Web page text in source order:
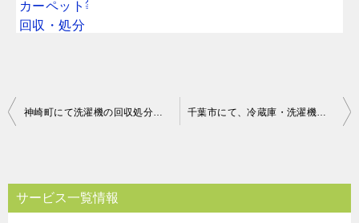
投
ビ
ゲ
神崎町にて洗濯機の回収処分のご依頼 お客様の声 千葉市にて、冷蔵庫・洗濯機など回収のご依頼 お客様の声
サービス一覧情報